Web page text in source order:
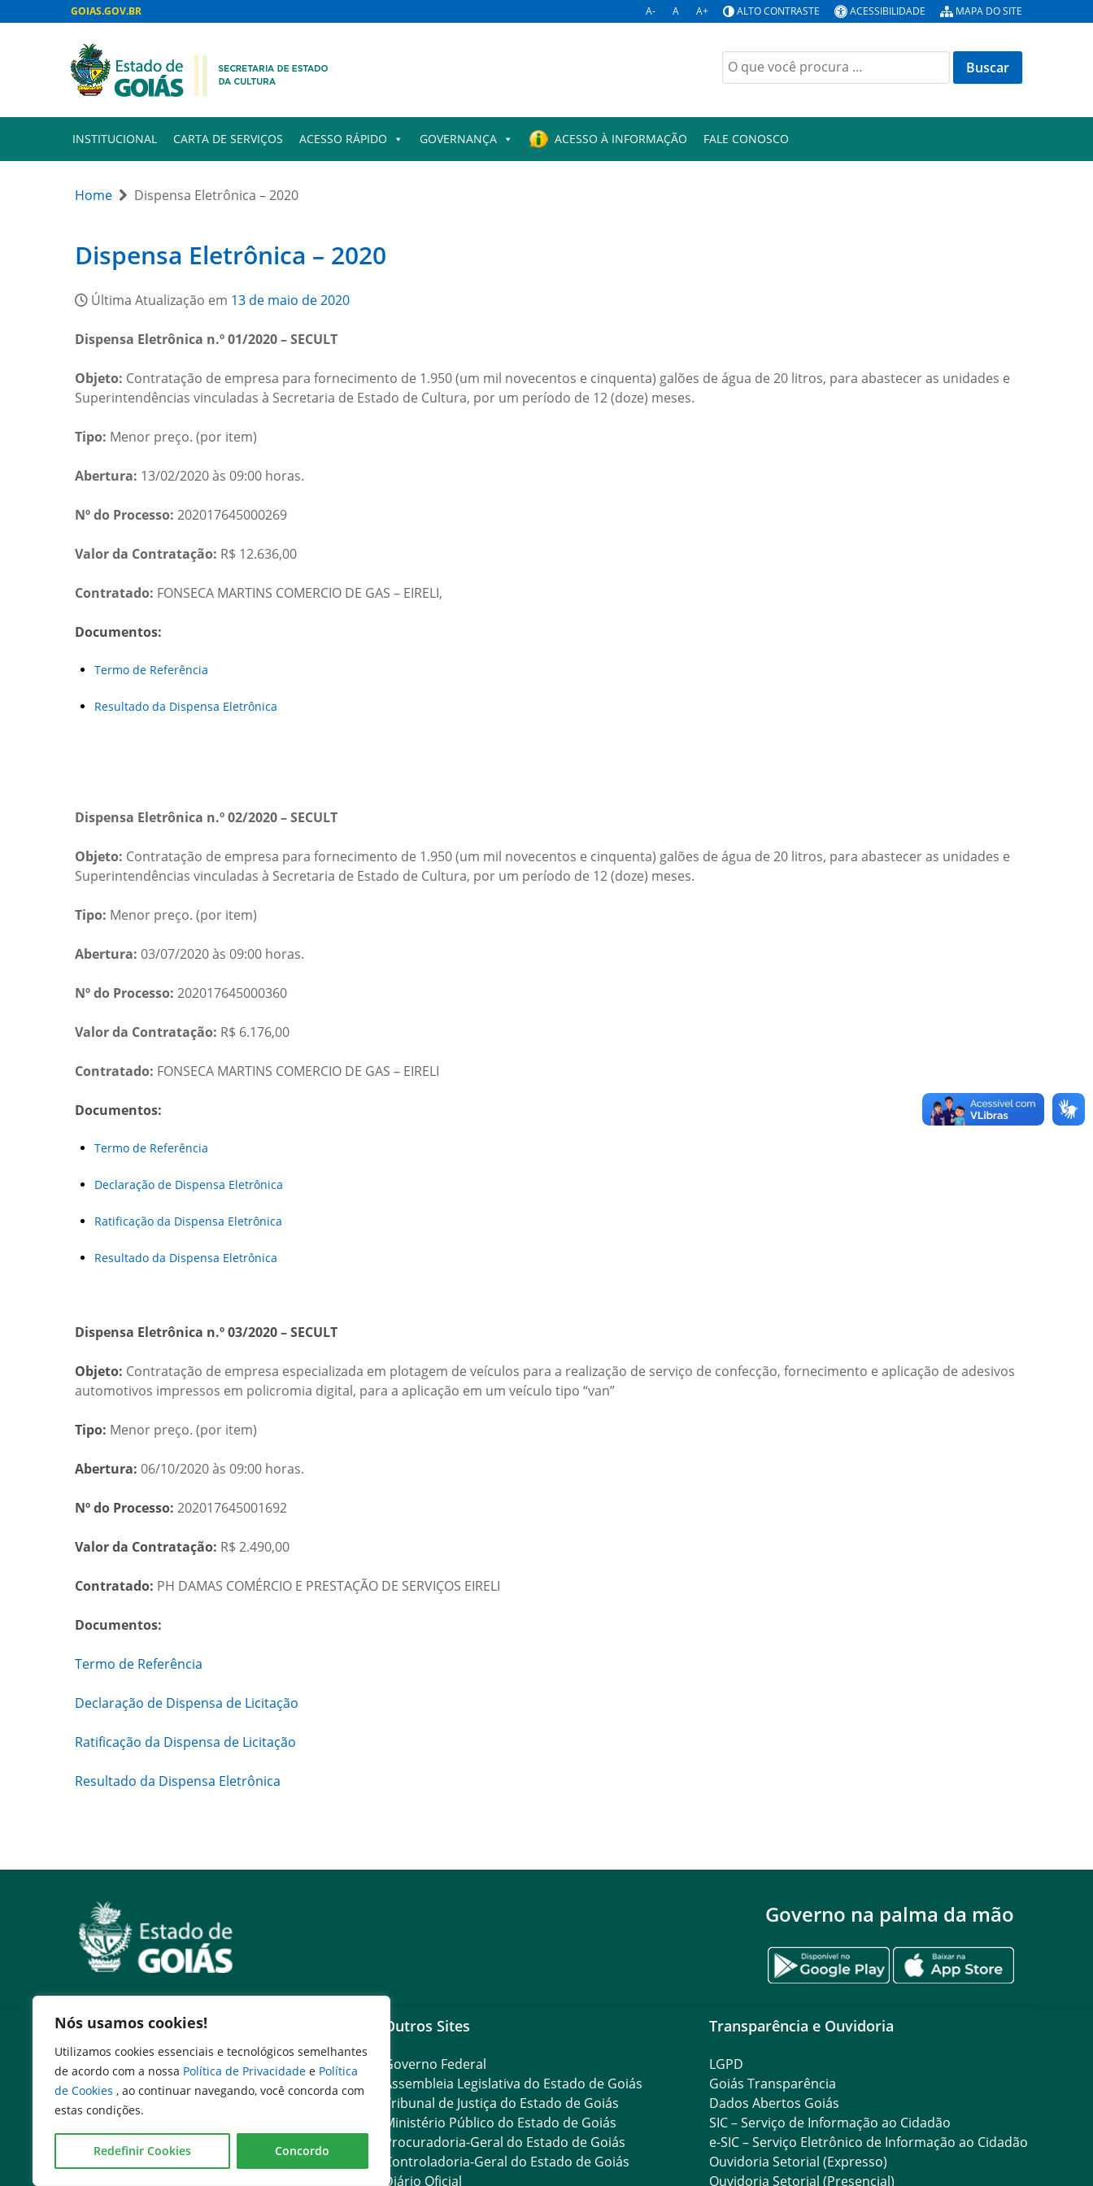
Nós usamos cookies!
Utilizamos cookies essenciais e tecnológicos semelhantes
de acordo com a nossa Política de Privacidade e Política
de Cookies , ao continuar navegando, você concorda com
estas condições.
Redefinir Cookies Concordo
GOIAS.GOV.BR A- A A+ ALTO CONTRASTE ACESSIBILIDADE MAPA DO SITE
Buscar
por:
INSTITUCIONAL CARTA DE SERVIÇOS ACESSO RÁPIDO GOVERNANÇA ACESSO À INFORMAÇÃO FALE CONOSCO
Home Dispensa Eletrônica – 2020
Dispensa Eletrônica – 2020
Última Atualização em 13 de maio de 2020
Dispensa Eletrônica n.º 01/2020 – SECULT
Objeto: Contratação de empresa para fornecimento de 1.950 (um mil novecentos e cinquenta) galões de água de 20 litros, para abastecer as unidades e
Superintendências vinculadas à Secretaria de Estado de Cultura, por um período de 12 (doze) meses.
Tipo: Menor preço. (por item)
Abertura: 13/02/2020 às 09:00 horas.
Nº do Processo: 202017645000269
Valor da Contratação: R$ 12.636,00
Contratado: FONSECA MARTINS COMERCIO DE GAS – EIRELI​,
Documentos:
Termo de Referência
Resultado da Dispensa Eletrônica
Dispensa Eletrônica n.º 02/2020 – SECULT
Objeto: Contratação de empresa para fornecimento de 1.950 (um mil novecentos e cinquenta) galões de água de 20 litros, para abastecer as unidades e
Superintendências vinculadas à Secretaria de Estado de Cultura, por um período de 12 (doze) meses.
Tipo: Menor preço. (por item)
Abertura: 03/07/2020 às 09:00 horas.
Nº do Processo: 202017645000360
Valor da Contratação: R$ 6.176,00
Contratado: FONSECA MARTINS COMERCIO DE GAS – EIRELI​
Documentos:
Termo de Referência
Declaração de Dispensa Eletrônica
Ratificação da Dispensa Eletrônica
Resultado da Dispensa Eletrônica
Dispensa Eletrônica n.º 03/2020 – SECULT
Objeto: Contratação de empresa especializada em plotagem de veículos para a realização de serviço de confecção, fornecimento e aplicação de adesivos
automotivos impressos em policromia digital, para a aplicação em um veículo tipo “van”
Tipo: Menor preço. (por item)
Abertura: 06/10/2020 às 09:00 horas.
Nº do Processo: 202017645001692
Valor da Contratação: R$ 2.490,00
Contratado: PH DAMAS COMÉRCIO E PRESTAÇÃO DE SERVIÇOS EIRELI
Documentos:
Termo de Referência
Declaração de Dispensa de Licitação
Ratificação da Dispensa de Licitação
Resultado da Dispensa Eletrônica
Governo na palma da mão
Serviços
Expresso Goiás
Expresso Aplicações
Expresso Servidor
SEI Governadoria
Cadastro de Autoridades
Outros Sites
Governo Federal
Assembleia Legislativa do Estado de Goiás
Tribunal de Justiça do Estado de Goiás
Ministério Público do Estado de Goiás
Procuradoria-Geral do Estado de Goiás
Controladoria-Geral do Estado de Goiás
Diário Oficial
Transparência e Ouvidoria
LGPD
Goiás Transparência
Dados Abertos Goiás
SIC – Serviço de Informação ao Cidadão
e-SIC – Serviço Eletrônico de Informação ao Cidadão
Ouvidoria Setorial (Expresso)
Ouvidoria Setorial (Presencial)